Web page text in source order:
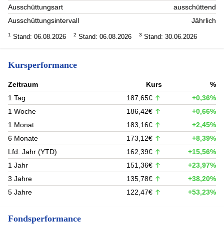
Ausschüttungsart
ausschüttend
Ausschüttungsintervall
Jährlich
1 Stand: 06.08.2026 2 Stand: 06.08.2026 3 Stand: 30.06.2026
Kursperformance
Zeitraum Kurs
%
1 Tag
187,65€
+0,36%
1 Woche
186,42€
+0,66%
1 Monat
183,16€
+2,45%
6 Monate
173,12€
+8,39%
Lfd. Jahr (YTD)
162,39€
+15,56%
1 Jahr
151,36€
+23,97%
3 Jahre
135,78€
+38,20%
5 Jahre
122,47€ +53,23%
Fondsperformance